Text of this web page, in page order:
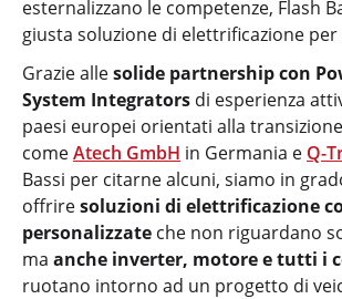
esternalizzano le competenze, Flash
giusta soluzione di elettrificazione per
Grazie allesolide partnership con
System Integrators di esperienza
paesi europei orientati alla
comeAtech GmbH in Germania e Q-
Bassi per citarne alcuni, siamo in
offriresoluzioni di elettrificazione
personalizzate che non riguardano
ma anche inverter, motore e tutti i
ruotano intorno ad un progetto di